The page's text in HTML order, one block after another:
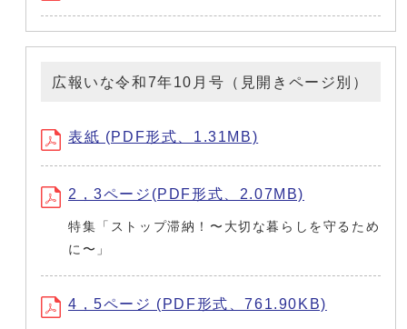
広報いな令和7年10月号（見開きページ別）
表紙 (PDF形式、1.31MB)
2，3ページ(PDF形式、2.07MB)
特集「ストップ滞納！〜大切な暮らしを守るため
に〜」
4，5ページ (PDF形式、761.90KB)